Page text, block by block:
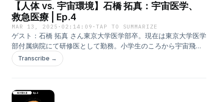
https://x.com/_hirototamura Facebook:
https://www.facebook.com/hiroto.tamura.58Yasu Facebook:
https://www.facebook.com/yasu.lin.tsumura Instagram:
https://www.instagram.com/yasu_lin_tsumura/Credits:"The
Complex" Kevin MacLeod (incompetech.com)Licensed
under Creative Commons: By Attribution 4.0
Licensehttp://creativecommons.org/licenses/by/4.0/
Institute of Space and Astronautical Science. Involved in the
development of PROCYON, the world's first small space
probe launched with Hayabusa2, and the orbital design of
the JAXA multi-flyby asteroid probe DESTINY+. Founded
Fuseki Inc., and is engaged in asteroid flyby
exploration.Facebook:
https://www.facebook.com/naoya.ozakiX:
ら立ち直る9:09 トラブルの経験10:48 不可能を可能にする16:25
【人体 vs. 宇宙環境】石橋 拓真：宇宙医学、
救急医療 | Ep.4
MAR 13, 2025 · 02:14:09 ·TAP TO SUMMARIZE
ゲスト：石橋 拓真 さん東京大学医学部卒。現在は東京大学医学
部付属病院にて研修医として勤務。小学生のころから宇宙飛行
士を志し、その実現のためミッションの目的や政府の方針に左
右されず、宇宙飛行士の搭乗クルーに求められるであろう医師
Ep.4Guest: Takuma IshibashiGraduated from the University
Transcribe →